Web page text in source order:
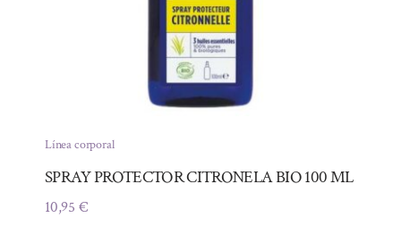
Línea corporal
SPRAY PROTECTOR CITRONELA BIO 100 ML
10,95 €